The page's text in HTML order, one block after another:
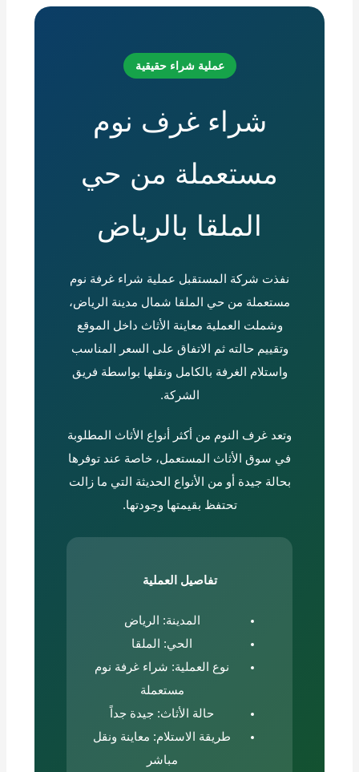
عملية شراء حقيقية
شراء غرف نوم
مستعملة من حي
الملقا بالرياض
نفذت شركة المستقبل عملية شراء غرفة نوم
مستعملة من حي الملقا شمال مدينة الرياض،
وشملت العملية معاينة الأثاث داخل الموقع
وتقييم حالته ثم الاتفاق على السعر المناسب
واستلام الغرفة بالكامل ونقلها بواسطة فريق
الشركة.
وتعد غرف النوم من أكثر أنواع الأثاث المطلوبة
في سوق الأثاث المستعمل، خاصة عند توفرها
بحالة جيدة أو من الأنواع الحديثة التي ما زالت
تحتفظ بقيمتها وجودتها.
تفاصيل العملية
المدينة: الرياض
الحي: الملقا
نوع العملية: شراء غرفة نوم
مستعملة
حالة الأثاث: جيدة جداً
طريقة الاستلام: معاينة ونقل
مباشر